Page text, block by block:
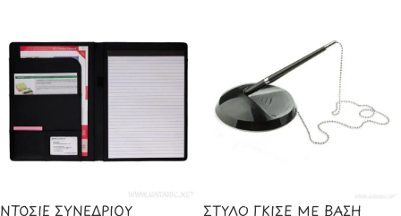
ΝΤΟΣΙΕ ΣΥΝΕΔΡΙΟΥ
ΣΤΥΛΟ ΓΚΙΣΕ ΜΕ ΒΑΣΗ